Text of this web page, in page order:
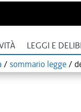
LEGGI E
/ sommario legge /